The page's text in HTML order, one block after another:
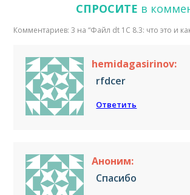
СПРОСИТЕ в
Комментариев: 3 на “Файл dt 1С 8.3: что это и
hemidagasirinov:
rfdcer
Ответить
Аноним:
Спасибо